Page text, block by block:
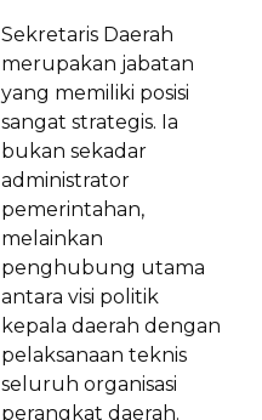
Sekretaris Daerah
merupakan jabatan
yang memiliki posisi
sangat strategis. Ia
bukan sekadar
administrator
pemerintahan,
melainkan
penghubung utama
antara visi politik
kepala daerah dengan
pelaksanaan teknis
seluruh organisasi
perangkat daerah.